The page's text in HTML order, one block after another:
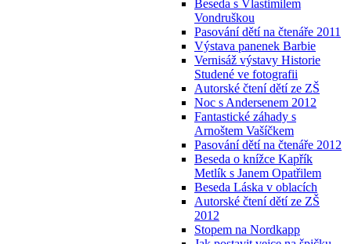
Beseda s Vlastimilem
Vondruškou
Pasování dětí na čtenáře 2011
Výstava panenek Barbie
Vernisáž výstavy Historie
Studené ve fotografii
Autorské čtení dětí ze ZŠ
Noc s Andersenem 2012
Fantastické záhady s
Arnoštem Vašíčkem
Pasování dětí na čtenáře 2012
Beseda o knížce Kapřík
Metlík s Janem Opatřilem
Beseda Láska v oblacích
Autorské čtení dětí ze ZŠ
2012
Stopem na Nordkapp